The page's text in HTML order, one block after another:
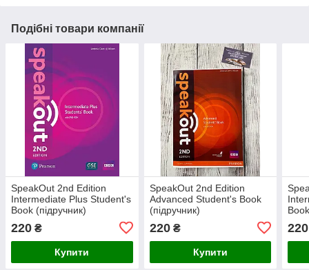
Подібні товари компанії
SpeakOut 2nd Edition
Intermediate Plus Student's
Book (підручник)
220 ₴
Купити
SpeakOut 2nd Edition
Advanced Student's Book
(підручник)
220₴
Купити
220